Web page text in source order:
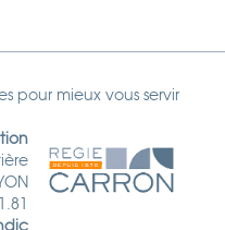
pour mieux vous servir